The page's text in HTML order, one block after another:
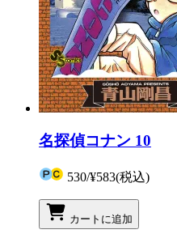
名探偵コナン 10
530/¥583(税込)
カートに追加